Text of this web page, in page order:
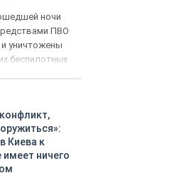
ночи
ПВО
уничтожены
беспилотных
Белгородской,
Калужской,
Киева к
ничего